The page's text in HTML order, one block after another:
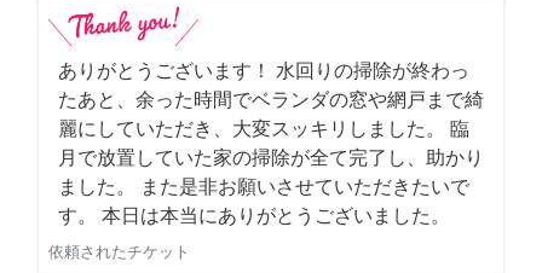
ありがとうございます！ 水回りの掃除が終わっ
たあと、余った時間でベランダの窓や網戸まで綺
麗にしていただき、大変スッキリしました。 臨
月で放置していた家の掃除が全て完了し、助かり
ました。 また是非お願いさせていただきたいで
す。 本日は本当にありがとうございました。
依頼されたチケット